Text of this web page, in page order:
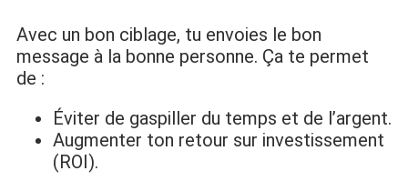
Avec un bon ciblage, tu envoies le bon
message à la bonne personne. Ça te permet
de :
Éviter de gaspiller du temps et de l’argent.
Augmenter ton retour sur investissement
(ROI).